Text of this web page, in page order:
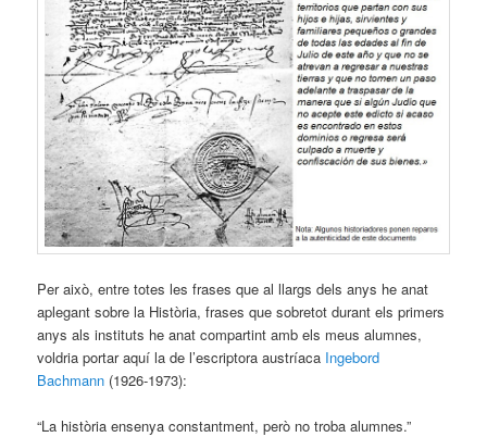
Per això, entre totes les frases que al llargs dels anys he anat
aplegant sobre la Història, frases que sobretot durant els primers
anys als instituts he anat compartint amb els meus alumnes,
voldria portar aquí la de l’escriptora austríaca Ingebord
Bachmann (1926-1973):
“La història ensenya constantment, però no troba alumnes.”